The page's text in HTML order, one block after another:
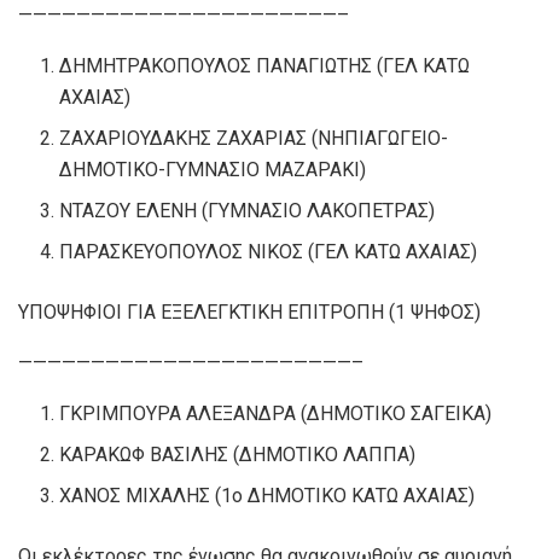
——————————————————————–
ΔΗΜΗΤΡΑΚΟΠΟΥΛΟΣ ΠΑΝΑΓΙΩΤΗΣ (ΓΕΛ ΚΑΤΩ
ΑΧΑΙΑΣ)
ΖΑΧΑΡΙΟΥΔΑΚΗΣ ΖΑΧΑΡΙΑΣ (ΝΗΠΙΑΓΩΓΕΙΟ-
ΔΗΜΟΤΙΚΟ-ΓΥΜΝΑΣΙΟ ΜΑΖΑΡΑΚΙ)
ΝΤΑΖΟΥ ΕΛΕΝΗ (ΓΥΜΝΑΣΙΟ ΛΑΚΟΠΕΤΡΑΣ)
ΠΑΡΑΣΚΕΥΟΠΟΥΛΟΣ ΝΙΚΟΣ (ΓΕΛ ΚΑΤΩ ΑΧΑΙΑΣ)
ΥΠΟΨΗΦΙΟΙ ΓΙΑ ΕΞΕΛΕΓΚΤΙΚΗ ΕΠΙΤΡΟΠΗ (1 ΨΗΦΟΣ)
———————————————————————–
ΓΚΡΙΜΠΟΥΡΑ ΑΛΕΞΑΝΔΡΑ (ΔΗΜΟΤΙΚΟ ΣΑΓΕΙΚΑ)
ΚΑΡΑΚΩΦ ΒΑΣΙΛΗΣ (ΔΗΜΟΤΙΚΟ ΛΑΠΠΑ)
ΧΑΝΟΣ ΜΙΧΑΛΗΣ (1ο ΔΗΜΟΤΙΚΟ ΚΑΤΩ ΑΧΑΙΑΣ)